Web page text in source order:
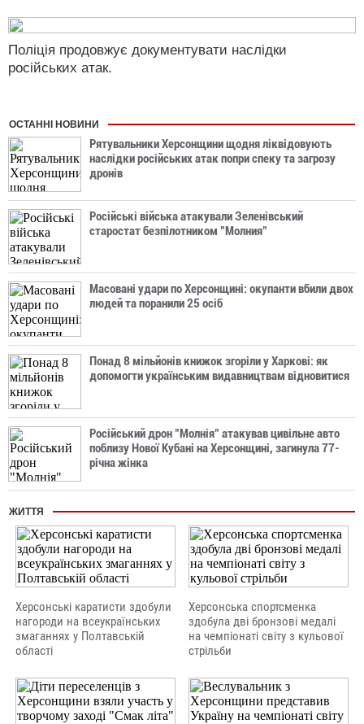
Поліція продовжує документувати наслідки
російських атак.
ОСТАННІ НОВИНИ
Рятувальники Херсонщини щодня ліквідовують
наслідки російських атак попри спеку та загрозу
дронів
Російські війська атакували Зеленівський
старостат безпілотником "Молния"
Масовані удари по Херсонщині: окупанти вбили двох
людей та поранили 25 осіб
Понад 8 мільйонів книжок згоріли у Харкові: як
допомогти українським видавництвам відновитися
Російський дрон "Молнія" атакував цивільне авто
поблизу Нової Кубані на Херсонщині, загинула 77-
річна жінка
ЖИТТЯ
Херсонські каратисти здобули
нагороди на всеукраїнських
змаганнях у Полтавській
області
Херсонська спортсменка
здобула дві бронзові медалі
на чемпіонаті світу з кульової
стрільби